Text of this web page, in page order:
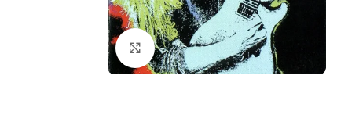
Clic para ampliar